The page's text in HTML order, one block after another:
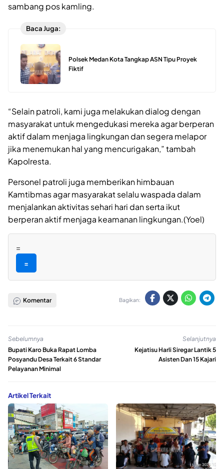
sambang pos kamling.
Baca Juga:
Polsek Medan Kota Tangkap ASN Tipu Proyek
Fiktif
“Selain patroli, kami juga melakukan dialog dengan
masyarakat untuk mengedukasi mereka agar berperan
aktif dalam menjaga lingkungan dan segera melapor
jika menemukan hal yang mencurigakan,” tambah
Kapolresta.
Personel patroli juga memberikan himbauan
Kamtibmas agar masyarakat selalu waspada dalam
menjalankan aktivitas sehari hari dan serta ikut
berperan aktif menjaga keamanan lingkungan.(Yoel)
=
=
Komentar Bagikan:
Sebelumnya
Bupati Karo Buka Rapat Lomba
Posyandu Desa Terkait 6 Standar
Pelayanan Minimal
Selanjutnya
Kejatisu Harli Siregar Lantik 5
Asisten Dan 15 Kajari
Artikel Terkait